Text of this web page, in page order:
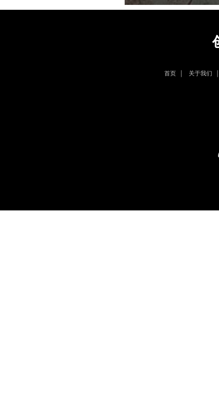
首页 ｜ 关于我们